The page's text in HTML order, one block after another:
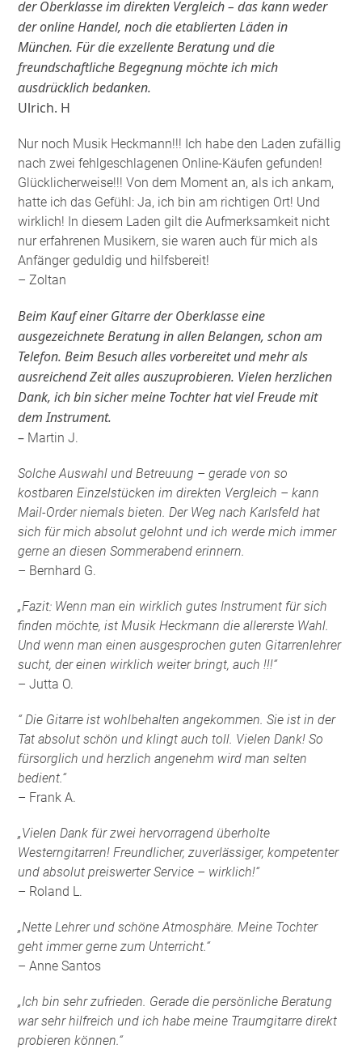
der Oberklasse im direkten Vergleich – das kann weder
der online Handel, noch die etablierten Läden in
München. Für die exzellente Beratung und die
freundschaftliche Begegnung möchte ich mich
ausdrücklich bedanken.
Ulrich. H
Nur noch Musik Heckmann!!! Ich habe den Laden zufällig
nach zwei fehlgeschlagenen Online-Käufen gefunden!
Glücklicherweise!!! Von dem Moment an, als ich ankam,
hatte ich das Gefühl: Ja, ich bin am richtigen Ort! Und
wirklich! In diesem Laden gilt die Aufmerksamkeit nicht
nur erfahrenen Musikern, sie waren auch für mich als
Anfänger geduldig und hilfsbereit!
– Zoltan
Beim Kauf einer Gitarre der Oberklasse eine
ausgezeichnete Beratung in allen Belangen, schon am
Telefon. Beim Besuch alles vorbereitet und mehr als
ausreichend Zeit alles auszuprobieren. Vielen herzlichen
Dank, ich bin sicher meine Tochter hat viel Freude mit
dem Instrument.
– Martin J.
Solche Auswahl und Betreuung – gerade von so
kostbaren Einzelstücken im direkten Vergleich – kann
Mail-Order niemals bieten. Der Weg nach Karlsfeld hat
sich für mich absolut gelohnt und ich werde mich immer
gerne an diesen Sommerabend erinnern.
– Bernhard G.
„Fazit: Wenn man ein wirklich gutes Instrument für sich
finden möchte, ist Musik Heckmann die allererste Wahl.
Und wenn man einen ausgesprochen guten Gitarrenlehrer
sucht, der einen wirklich weiter bringt, auch !!!“
– Jutta O.
“ Die Gitarre ist wohlbehalten angekommen. Sie ist in der
Tat absolut schön und klingt auch toll. Vielen Dank! So
fürsorglich und herzlich angenehm wird man selten
bedient.“
– Frank A.
„Vielen Dank für zwei hervorragend überholte
Westerngitarren! Freundlicher, zuverlässiger, kompetenter
und absolut preiswerter Service – wirklich!“
– Roland L.
„Nette Lehrer und schöne Atmosphäre. Meine Tochter
geht immer gerne zum Unterricht.“
– Anne Santos
„Ich bin sehr zufrieden. Gerade die persönliche Beratung
war sehr hilfreich und ich habe meine Traumgitarre direkt
probieren können.“